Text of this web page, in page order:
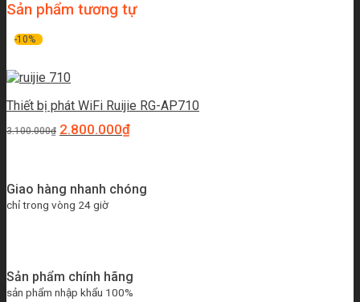
Sản phẩm tương tự
-10%
Thiết bị phát WiFi Ruijie RG-AP710
3.100.000₫ 2.800.000₫
Giao hàng nhanh chóng
chỉ trong vòng 24 giờ
Sản phẩm chính hãng
sản phẩm nhập khẩu 100%